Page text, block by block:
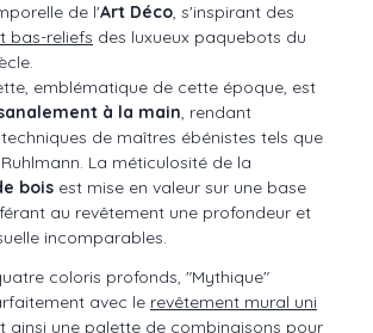
de l'Art Déco, s'inspirant des
bas-reliefs des luxueux paquebots du
emblématique de cette époque, est
à la main, rendant
de maîtres ébénistes tels que
La méticulosité de la
bois est mise en valeur sur une base
au revêtement une profondeur et
incomparables.
coloris profonds, "Mythique"
avec le revêtement mural uni
ainsi une palette de combinaisons pour